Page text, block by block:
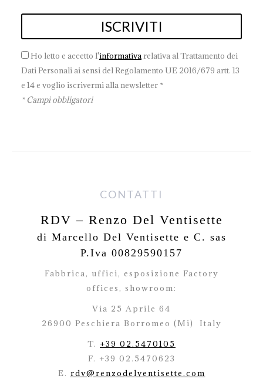
Ho letto e accetto l'informativa relativa al Trattamento dei
Dati Personali ai sensi del Regolamento UE 2016/679 artt. 13
e 14 e voglio iscrivermi alla newsletter *
* Campi obbligatori
CONTATTI
RDV – Renzo Del Ventisette
di Marcello Del Ventisette e C. sas
P.Iva 00829590157
Fabbrica, uffici, esposizione Factory
offices, showroom:
Via 25 Aprile 64
26900 Peschiera Borromeo (Mi)
Italy
T. +39 02.5470105
F. +39 02.5470623
E. rdv@renzodelventisette.com